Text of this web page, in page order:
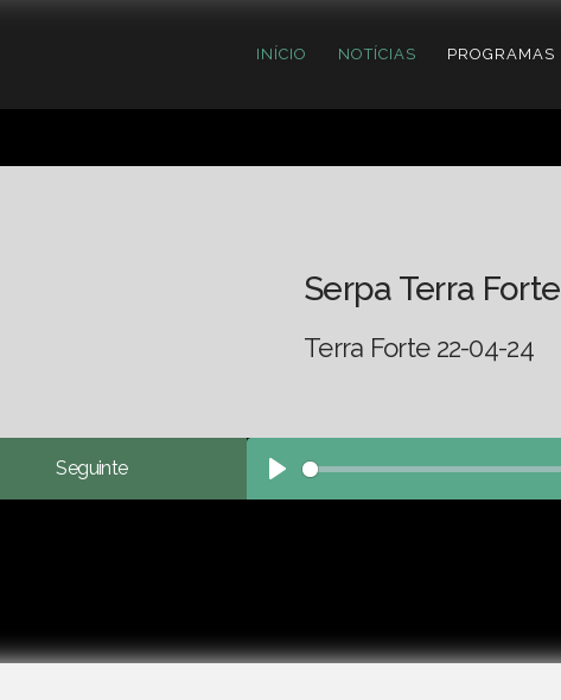
INÍCIO NOTÍCIAS PROGRAMAS
Serpa Terra Forte
Terra Forte 22-04-24
Seguinte
Play